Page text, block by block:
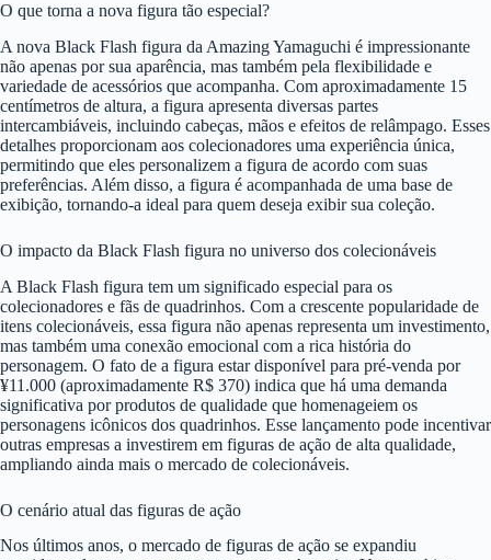
O que torna a nova figura tão especial?
A nova Black Flash figura da Amazing Yamaguchi é impressionante
não apenas por sua aparência, mas também pela flexibilidade e
variedade de acessórios que acompanha. Com aproximadamente 15
centímetros de altura, a figura apresenta diversas partes
intercambiáveis, incluindo cabeças, mãos e efeitos de relâmpago. Esses
detalhes proporcionam aos colecionadores uma experiência única,
permitindo que eles personalizem a figura de acordo com suas
preferências. Além disso, a figura é acompanhada de uma base de
exibição, tornando-a ideal para quem deseja exibir sua coleção.
O impacto da Black Flash figura no universo dos colecionáveis
A Black Flash figura tem um significado especial para os
colecionadores e fãs de quadrinhos. Com a crescente popularidade de
itens colecionáveis, essa figura não apenas representa um investimento,
mas também uma conexão emocional com a rica história do
personagem. O fato de a figura estar disponível para pré-venda por
¥11.000 (aproximadamente R$ 370) indica que há uma demanda
significativa por produtos de qualidade que homenageiem os
personagens icônicos dos quadrinhos. Esse lançamento pode incentivar
outras empresas a investirem em figuras de ação de alta qualidade,
ampliando ainda mais o mercado de colecionáveis.
O cenário atual das figuras de ação
Nos últimos anos, o mercado de figuras de ação se expandiu